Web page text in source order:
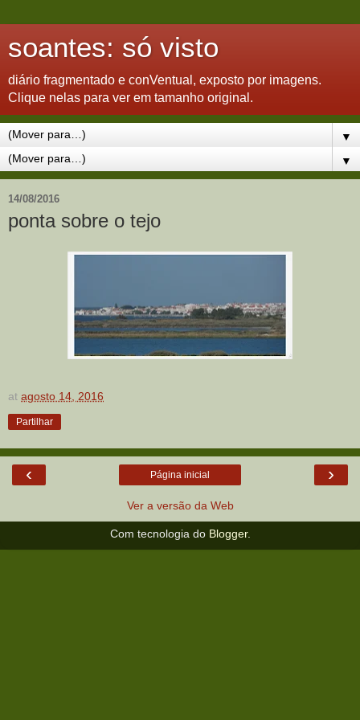
soantes: só visto
diário fragmentado e conVentual, exposto por imagens.
Clique nelas para ver em tamanho original.
▼
▼
14/08/2016
ponta sobre o tejo
at agosto 14, 2016
Partilhar
‹ ›
Página inicial
Ver a versão da Web
Com tecnologia do Blogger.